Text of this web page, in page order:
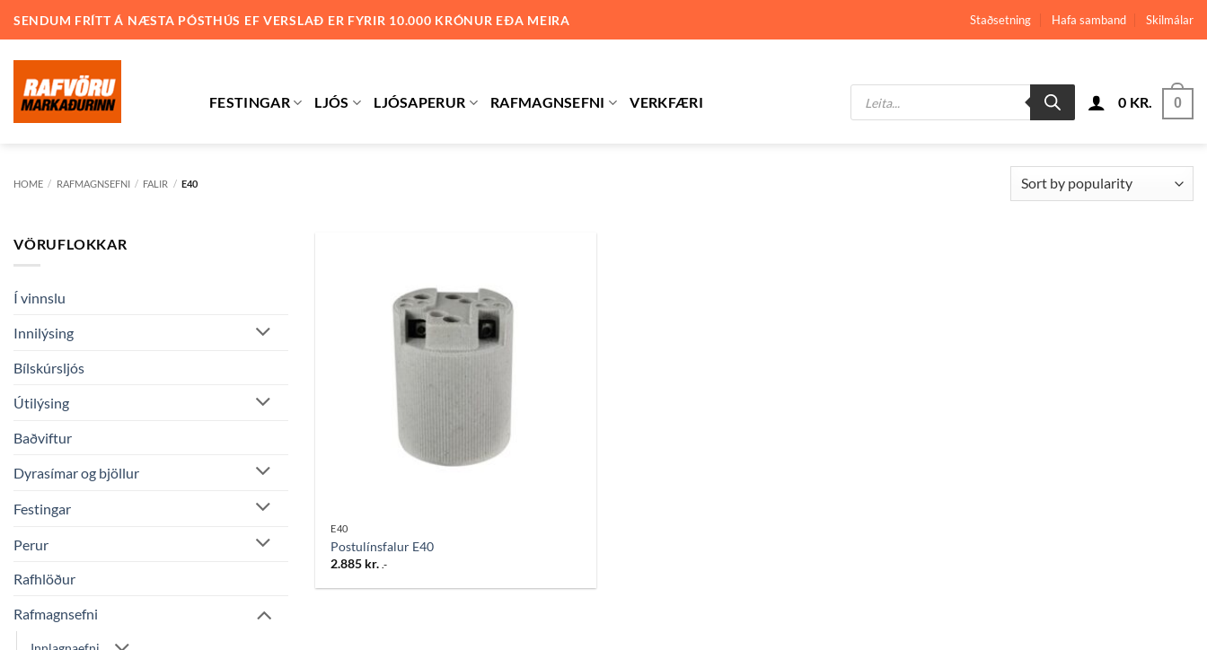
SENDUM FRÍTT Á NÆSTA PÓSTHÚS EF VERSLAÐ ER FYRIR 10.000 KRÓNUR EÐA MEIRA Staðsetning Hafa samband Skilmálar
FESTINGAR LJÓS LJÓSAPERUR RAFMAGNSEFNI VERKFÆRI
Products
search
0 KR. 0
HOME / RAFMAGNSEFNI / FALIR / E40
VÖRUFLOKKAR
Í vinnslu
Innilýsing
Bílskúrsljós
Útilýsing
Baðviftur
Dyrasímar og bjöllur
Festingar
Perur
Rafhlöður
Rafmagnsefni
E40
Postulínsfalur E40
2.885 kr. .-